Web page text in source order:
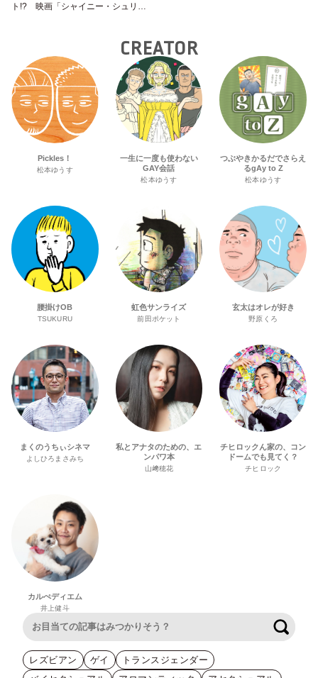
ト!? 映画「シャイニー・シュリン
CREATOR
Pickles！
松本ゆうす
一生に一度も使わない
GAY会話
松本ゆうす
つぶやきかるだでさらえ
るgAy to Z
松本ゆうす
腰掛けOB
TSUKURU
虹色サンライズ
前田ポケット
玄太はオレが好き
野原くろ
まくのうちぃシネマ
よしひろまさみち
私とアナタのための、エ
ンパワ本
山﨑穂花
チヒロックん家の、コン
ドームでも見てく？
チヒロック
カルぺディエム
井上健斗
レズビアン ゲイ
トランスジェンダー